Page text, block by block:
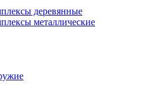
деревянные
металлические